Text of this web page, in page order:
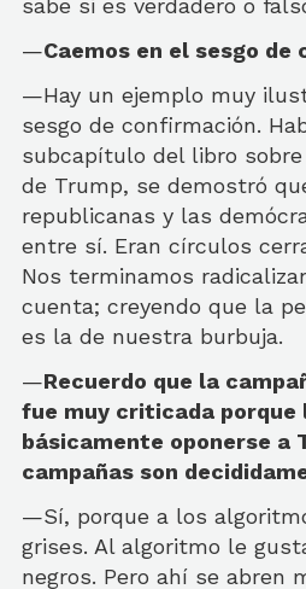
sabe si es verdadero o
—Caemos en el sesgo de
—Hay un ejemplo muy
sesgo de confirmación.
subcapítulo del libro
de Trump, se demostró
republicanas y las
entre sí. Eran círculos
Nos terminamos
cuenta; creyendo que la
es la de nuestra burbuja.
—Recuerdo que la
fue muy criticada
básicamente oponerse a
campañas son
—Sí, porque a los
grises. Al algoritmo le
negros. Pero ahí se abren